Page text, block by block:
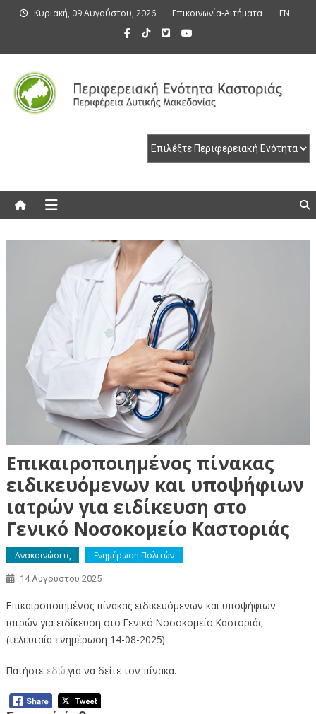
Κυριακή, 09 Αυγούστου, 2026 Επικοινωνία-Αιτήματα EN
Eπικαιροποιημένος πίνακας
ειδικευόμενων και υποψήφιων
ιατρών για ειδίκευση στο
Γενικό Νοσοκομείο Καστοριάς
Ανακοινώσεις Ενημέρωση Πολιτών
14 Αυγούστου 2025
Eπικαιροποιημένος πίνακας ειδικευόμενων και υποψήφιων
ιατρών για ειδίκευση στο Γενικό Νοσοκομείο Καστοριάς
(τελευταία ενημέρωση 14-08-2025).
Πατήστεεδώ για να δείτε τον πίνακα.